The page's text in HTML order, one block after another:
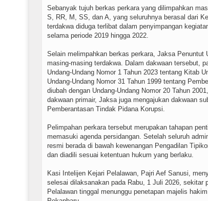
Sebanyak tujuh berkas perkara yang dilimpahkan
S, RR, M, SS, dan A, yang seluruhnya berasal dari
terdakwa diduga terlibat dalam penyimpangan
selama periode 2019 hingga 2022.
Selain melimpahkan berkas perkara, Jaksa Penuntut
masing-masing terdakwa. Dalam dakwaan tersebut,
Undang-Undang Nomor 1 Tahun 2023 tentang Kitab
Undang-Undang Nomor 31 Tahun 1999 tentang
diubah dengan Undang-Undang Nomor 20 Tahun
dakwaan primair, Jaksa juga mengajukan dakwaan
Pemberantasan Tindak Pidana Korupsi.
Pelimpahan perkara tersebut merupakan tahapan
memasuki agenda persidangan. Setelah seluruh
resmi berada di bawah kewenangan Pengadilan
dan diadili sesuai ketentuan hukum yang berlaku.
Kasi Intelijen Kejari Pelalawan, Pajri Aef Sanusi,
selesai dilaksanakan pada Rabu, 1 Juli 2026, sekitar
Pelalawan tinggal menunggu penetapan majelis